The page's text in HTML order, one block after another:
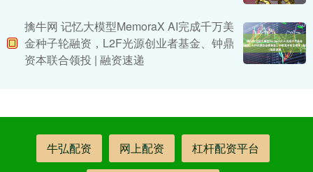
擒牛网 记忆大模型MemoraX AI完成千万美
金种子轮融资，L2F光源创业者基金、钟鼎
资本联合领投 | 融资速递
牛弘配资 网上配资 杠杆配资平台